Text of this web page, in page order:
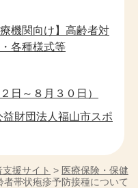
機関向け】高齢者対
各種様式等
日～８月３０日）
財団法人福山市スポ
援サイト > 医療保険・保健
者帯状疱疹予防接種について